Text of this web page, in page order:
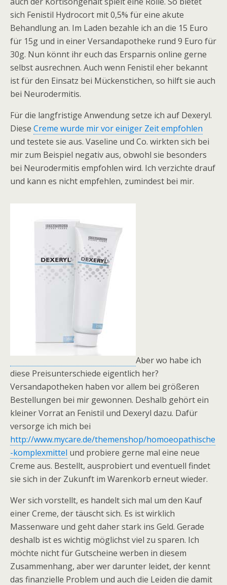
sich Fenistil Hydrocort mit 0,5% für eine akute
Behandlung an. Im Laden bezahle ich an die 15 Euro
für 15g und in einer Versandapotheke rund 9 Euro für
30g. Nun könnt ihr euch das Ersparnis online gerne
selbst ausrechnen. Auch wenn Fenistil eher bekannt
ist für den Einsatz bei Mückenstichen, so hilft sie auch
bei Neurodermitis.
Für die langfristige Anwendung setze ich auf Dexeryl.
Diese Creme wurde mir vor einiger Zeit empfohlen
und testete sie aus. Vaseline und Co. wirkten sich bei
mir zum Beispiel negativ aus, obwohl sie besonders
bei Neurodermitis empfohlen wird. Ich verzichte drauf
und kann es nicht empfehlen, zumindest bei mir.
Aber wo habe ich
diese Preisunterschiede eigentlich her?
Versandapotheken haben vor allem bei größeren
Bestellungen bei mir gewonnen. Deshalb gehört ein
kleiner Vorrat an Fenistil und Dexeryl dazu. Dafür
versorge ich mich bei
http://www.mycare.de/themenshop/homoeopathische
-komplexmittel und probiere gerne mal eine neue
Creme aus. Bestellt, ausprobiert und eventuell findet
sie sich in der Zukunft im Warenkorb erneut wieder.
Wer sich vorstellt, es handelt sich mal um den Kauf
einer Creme, der täuscht sich. Es ist wirklich
Massenware und geht daher stark ins Geld. Gerade
deshalb ist es wichtig möglichst viel zu sparen. Ich
möchte nicht für Gutscheine werben in diesem
Zusammenhang, aber wer darunter leidet, der kennt
das finanzielle Problem und auch die Leiden die damit